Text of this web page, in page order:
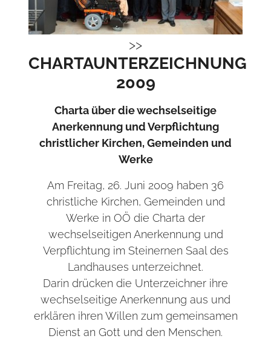
CHARTAUNTERZEICHNUNG
2009
Charta über die wechselseitige
Anerkennung und Verpflichtung
christlicher Kirchen, Gemeinden und
Werke
Am Freitag, 26. Juni 2009 haben 36
christliche Kirchen, Gemeinden und
Werke in OÖ die Charta der
wechselseitigen Anerkennung und
Verpflichtung im Steinernen Saal des
Landhauses unterzeichnet.
Darin drücken die Unterzeichner ihre
wechselseitige Anerkennung aus und
erklären ihren Willen zum gemeinsamen
Dienst an Gott und den Menschen.